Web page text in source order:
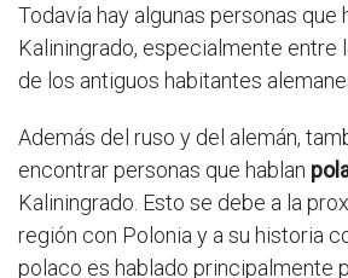
Todavía hay algunas personas que
Kaliningrado, especialmente entre
de los antiguos habitantes
Además del ruso y del alemán,
encontrar personas que hablan
Kaliningrado. Esto se debe a la
región con Polonia y a su historia
polaco es hablado principalmente